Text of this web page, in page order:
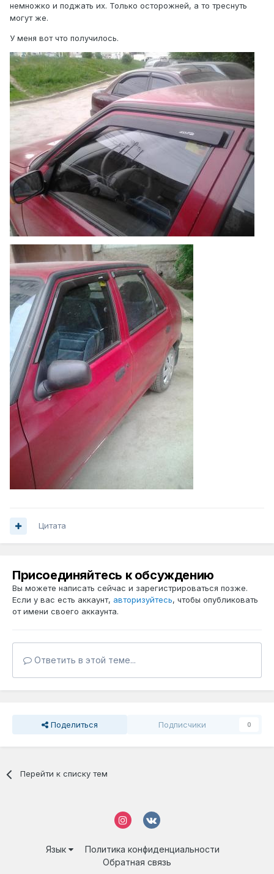
немножко и поджать их. Только осторожней, а то треснуть
могут же.
У меня вот что получилось.
Цитата
Присоединяйтесь к обсуждению
Вы можете написать сейчас и зарегистрироваться позже.
Если у вас есть аккаунт, авторизуйтесь, чтобы опубликовать
от имени своего аккаунта.
Ответить в этой теме...
Поделиться Подписчики 0
Перейти к списку тем
Язык
Политика конфиденциальности
Обратная связь